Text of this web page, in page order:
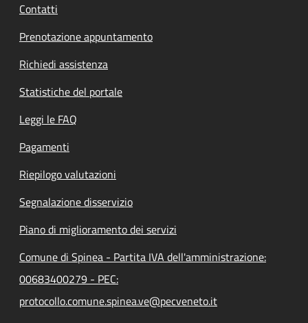
Contatti
Prenotazione appuntamento
Richiedi assistenza
Statistiche del portale
Leggi le FAQ
Pagamenti
Riepilogo valutazioni
Segnalazione disservizio
Piano di miglioramento dei servizi
Comune di Spinea - Partita IVA dell'amministrazione:
00683400279 - PEC:
protocollo.comune.spinea.ve@pecveneto.it